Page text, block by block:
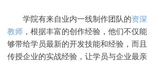
学院有来自业内一线制作团队的资深
教师 ，根据丰富的创作经验，他们不仅能
够带给学员最新的开发技能和经验，而且
传授企业的实战经验，让学员与企业最亲